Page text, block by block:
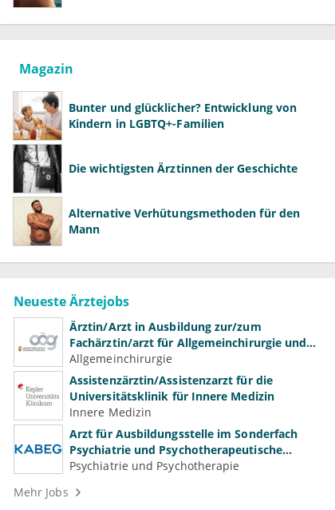
Magazin
Bunter und glücklicher? Entwicklung von
Kindern in LGBTQ+-Familien
Die wichtigsten Ärztinnen der Geschichte
Alternative Verhütungsmethoden für den
Mann
Neueste Ärztejobs
Ärztin/Arzt in Ausbildung zur/zum
Fachärztin/arzt für Allgemeinchirurgie und
Gefäßchirurgie
Allgemeinchirurgie
Assistenzärztin/Assistenzarzt für die
Universitätsklinik für Innere Medizin
Innere Medizin
Arzt für Ausbildungsstelle im Sonderfach
Psychiatrie und Psychotherapeutische
Medizin (m/w/d)
Psychiatrie und Psychotherapie
Mehr Jobs